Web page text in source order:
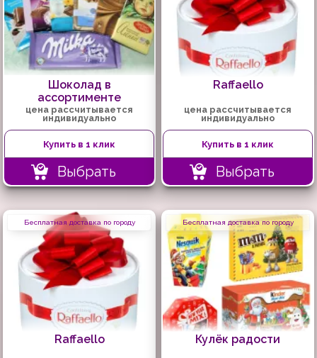
Шоколад в
ассортименте
цена рассчитывается
индивидуально
Купить в 1 клик
Выбрать
Raffaello
цена рассчитывается
индивидуально
Купить в 1 клик
Выбрать
Бесплатная доставка по городу
Raffaello
Бесплатная доставка по городу
Кулёк радости